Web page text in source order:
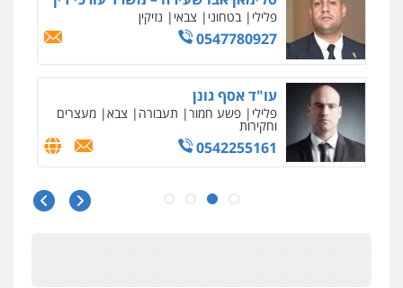
פלילי בטחוני צבאי נזיקין
0547780927
עו"ד אסף גונן
פלילי פשע חמור תעבורה צבא מעצרים
וחקירות
0542255161
גל דהן – משרד עורך דין פלילי
מעצרים